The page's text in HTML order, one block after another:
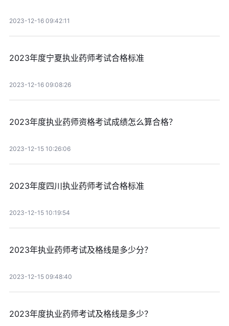
2023-12-16 09:42:11
2023年度宁夏执业药师考试合格标准
2023-12-16 09:08:26
2023年度执业药师资格考试成绩怎么算合格？
2023-12-15 10:26:06
2023年度四川执业药师考试合格标准
2023-12-15 10:19:54
2023年执业药师考试及格线是多少分？
2023-12-15 09:48:40
2023年度执业药师考试及格线是多少？